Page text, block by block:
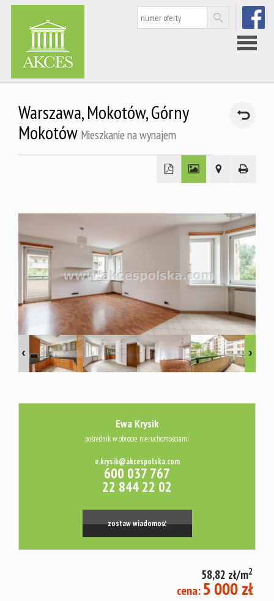
Strona
Rynek
wtórny
Kredyty
Warszawa, Mokotów,Górny
Mokotów Mieszkanie na wynajem
Ewa Krysik
pośrednik w obrocie nieruchomościami
e.krysik@akcespolska.com
600 037 767
22 844 22 02
zostaw wiadomość
58,82 zł/m2
cena: 5 000 zł